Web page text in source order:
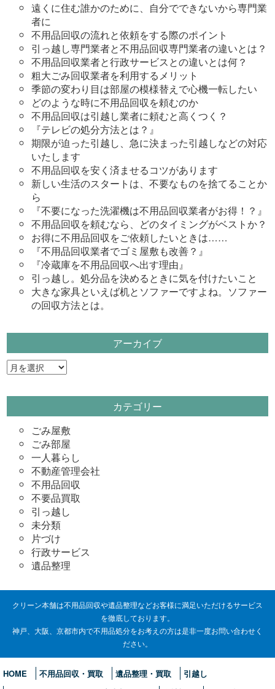
遠くに住む誰かのために、自分でできないから専門業
者に
不用品回収の流れと依頼をする際のポイント
引っ越し専門業者と不用品回収専門業者の違いとは？
不用品回収業者と行政サービスとの違いとは何？
粗大ごみ回収業者を利用するメリット
季節の変わり目は部屋の模様替えで心機一転したい
どのような時に不用品回収を頼むのか
不用品回収は引越し業者に頼むと高くつく？
『テレビの処分方法とは？』
期限が迫った引越し、急に決まった引越しなどの対応
いたします
不用品回収を安く済ませるコツがあります
新しい生活のスタートは、不要なものを捨てることか
ら
『不要になった洗濯機は不用品回収業者がお得！？』
不用品回収を頼むなら、どのタイミングがベストか？
お得に不用品回収をご依頼したいときは……
『不用品回収業者でゴミ屋敷も改善？』
『冷蔵庫を不用品回収へ出す理由』
引っ越し。処分品を決めるときに気を付けたいこと
大きな家具といえば机とソファーですよね。ソファー
の回収方法とは。
アーカイブ
ア
カ
カテゴリー
ごみ屋敷
ごみ部屋
一人暮らし
不動産管理会社
不用品回収
不要品買取
引っ越し
未分類
片づけ
行政サービス
遺品整理
クリーン本舗は不用品回収や遺品整理などお客様に満足いただけるサービス
を徹底しております。
神戸、大阪、京都市内で不用品処分をお考えの方は是非一度お問い合わせく
ださい。
HOME 不用品回収・買取 遺品整理・買取
引越し